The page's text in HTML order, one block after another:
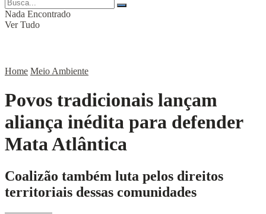
Nada Encontrado
Ver Tudo
Home Meio Ambiente
Povos tradicionais lançam
aliança inédita para defender
Mata Atlântica
Coalizão também luta pelos direitos
territoriais dessas comunidades